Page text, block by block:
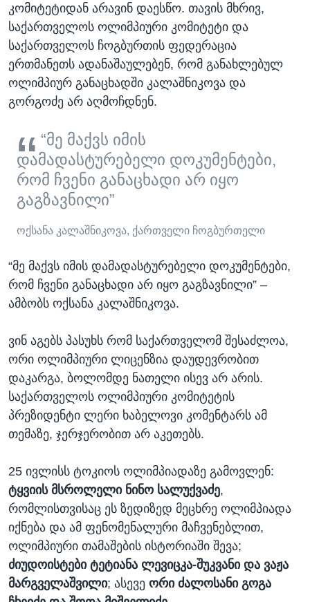
კომიტეტიდან არავინ დაესწო. თავის მხრივ,
საქართველოს ოლიმპიური კომიტეტი და
საქართველოს ჩოგბურთის ფედერაცია
ერთმანეთს ადანაშაულებენ, რომ განახლებულ
ოლიმპიურ განაცხადში კალაშნიკოვა და
გორგოძე არ აღმოჩდნენ.
“მე მაქვს იმის
დამადასტურებელი დოკუმენტები,
რომ ჩვენი განაცხადი არ იყო
გაგზავნილი”
ოქსანა კალაშნიკოვა, ქართველი ჩოგბურთელი
“მე მაქვს იმის დამადასტურებელი დოკუმენტები,
რომ ჩვენი განაცხადი არ იყო გაგზავნილი” –
ამბობს ოქსანა კალაშნიკოვა.
ვინ აგებს პასუხს რომ საქართველომ შესაძლოა,
ორი ოლიმპიური ლიცენზია დაუდევრობით
დაკარგა, ბოლომდე ნათელი ისევ არ არის.
საქართველოს ოლიმპიური კომიტეტის
პრეზიდენტი ლერი ხაბელოვი კომენტარს ამ
თემაზე, ჯერჯერობით არ აკეთებს.
25 ივლისს ტოკიოს ოლიმპიადაზე გამოვლენ:
ტყვიის მსროლელი ნინო სალუქვაძე,
რომლისთვისაც ეს ზედიზედ მეცხრე ოლიმპიადა
იქნება და ამ ფენომენალური მაჩვენებლით,
ოლიმპიური თამაშების ისტორიაში შევა;
ძიუდოისტები ტეტიანა ლევიცკა-შუკვანი და ვაჟა
მარგველაშვილი; ასევე ორი ძალოსანი გოგა